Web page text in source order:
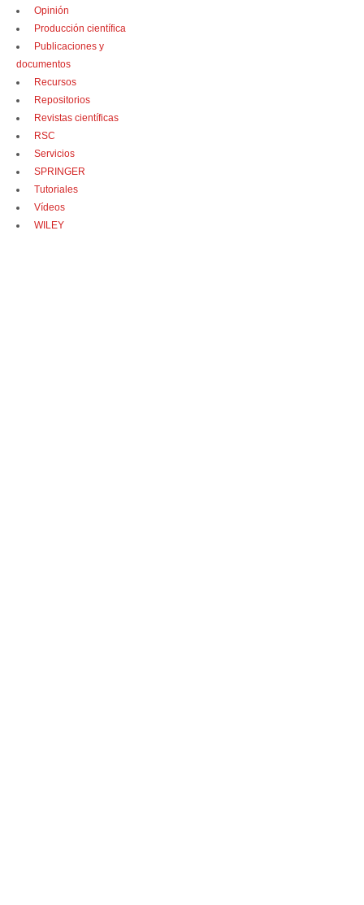
Opinión
Producción científica
Publicaciones y
documentos
Recursos
Repositorios
Revistas científicas
RSC
Servicios
SPRINGER
Tutoriales
Vídeos
WILEY